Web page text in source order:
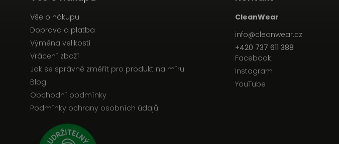
Vše o nákupu
Doprava a platba
Výměna velikosti
Vrácení zboží
Jak se správně změřit pro produkt na míru
Blog
Obchodní podmínky
Podmínky ochrany osobních údajů
CleanWear
info@cleanwear.cz
+420 737 611 388‬
Facebook
Instagram
YouTube